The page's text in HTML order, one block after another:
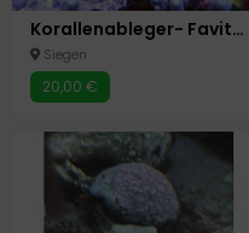
Korallenableger- Favites pendagona
Siegen
20,00 €